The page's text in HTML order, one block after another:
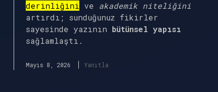
derinliğini ve akademik niteliğini
artırdı; sunduğunuz fikirler
sayesinde yazının bütünsel yapısı
sağlamlaştı.
Mayıs 8, 2026 Yanıtla